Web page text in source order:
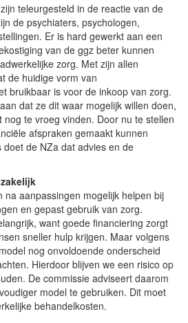
teleurgesteld in de reactie van de
de psychiaters, psychologen,
Er is hard gewerkt aan een
van de ggz beter kunnen
zorg. Met zijn allen
de huidige vorm van
bruikbaar is voor de inkoop van zorg.
dat ze dit waar mogelijk willen doen,
te vroeg vinden. Door nu te stellen
afspraken gemaakt kunnen
de NZa dat advies en de
na aanpassingen mogelijk helpen bij
en gepast gebruik van zorg.
want goede financiering zorgt
sneller hulp krijgen. Maar volgens
nog onvoldoende onderscheid
Hierdoor blijven we een risico op
De commissie adviseert daarom
model te gebruiken. Dit moet
behandelkosten.